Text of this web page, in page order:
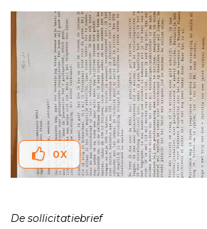
0X
De sollicitatiebrief